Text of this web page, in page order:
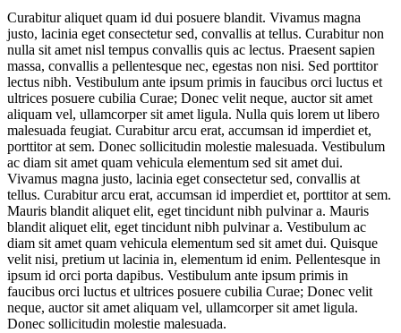
Curabitur aliquet quam id dui posuere blandit. Vivamus magna
justo, lacinia eget consectetur sed, convallis at tellus. Curabitur non
nulla sit amet nisl tempus convallis quis ac lectus. Praesent sapien
massa, convallis a pellentesque nec, egestas non nisi. Sed porttitor
lectus nibh. Vestibulum ante ipsum primis in faucibus orci luctus et
ultrices posuere cubilia Curae; Donec velit neque, auctor sit amet
aliquam vel, ullamcorper sit amet ligula. Nulla quis lorem ut libero
malesuada feugiat. Curabitur arcu erat, accumsan id imperdiet et,
porttitor at sem. Donec sollicitudin molestie malesuada. Vestibulum
ac diam sit amet quam vehicula elementum sed sit amet dui.
Vivamus magna justo, lacinia eget consectetur sed, convallis at
tellus. Curabitur arcu erat, accumsan id imperdiet et, porttitor at sem.
Mauris blandit aliquet elit, eget tincidunt nibh pulvinar a. Mauris
blandit aliquet elit, eget tincidunt nibh pulvinar a. Vestibulum ac
diam sit amet quam vehicula elementum sed sit amet dui. Quisque
velit nisi, pretium ut lacinia in, elementum id enim. Pellentesque in
ipsum id orci porta dapibus. Vestibulum ante ipsum primis in
faucibus orci luctus et ultrices posuere cubilia Curae; Donec velit
neque, auctor sit amet aliquam vel, ullamcorper sit amet ligula.
Donec sollicitudin molestie malesuada.